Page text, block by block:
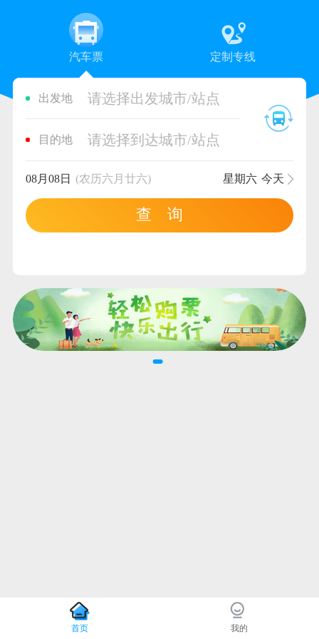
汽车票 定制专线
出发地 请选择出发城市/站点
目的地 请选择到达城市/站点
08月08日 (农历六月廿六) 星期六 今天
查 询
首页 我的